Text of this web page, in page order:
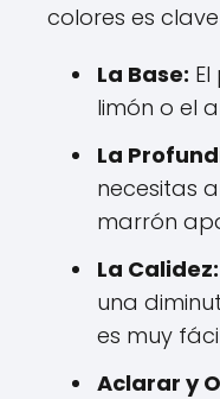
colores es
La Base:
limón o el
La
necesitas
marrón
La Calidez:
una
es muy
Aclarar y